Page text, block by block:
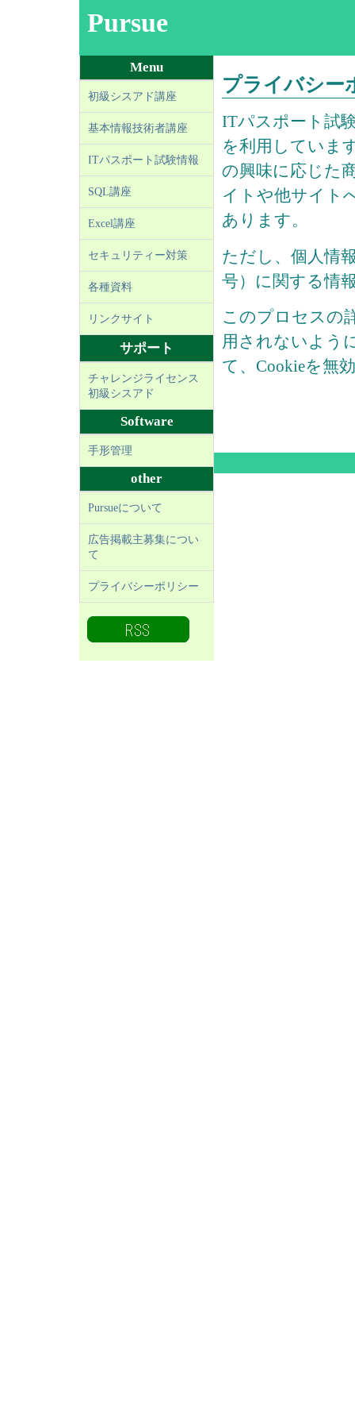
Pursue
Menu
初級シスアド講座
基本情報技術者講座
ITパスポート試験情報
SQL講座
Excel講座
セキュリティー対策
各種資料
リンクサイト
サポート
チャレンジライセンス
初級シスアド
Software
手形管理
other
Pursueについて
広告掲載主募集につい
て
プライバシーポリシー
プライバシー
ITパスポート試
を利用していま
の興味に応じた
イトや他サイト
あります。
ただし、個人情
号）に関する情
このプロセスの
用されないよう
て、Cookieを無